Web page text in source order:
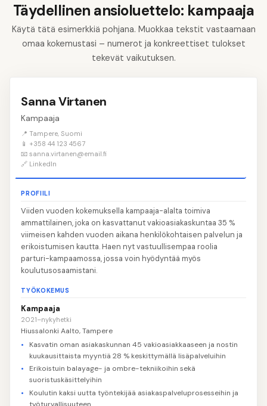
Täydellinen ansioluettelo: kampaaja
Käytä tätä esimerkkiä pohjana. Muokkaa tekstit vastaamaan
omaa kokemustasi – numerot ja konkreettiset tulokset
tekevät vaikutuksen.
Sanna Virtanen
Kampaaja
📍 Tampere, Suomi
📱 +358 44 123 4567
📧 sanna.virtanen@email.fi
🔗 LinkedIn
PROFIILI
Viiden vuoden kokemuksella kampaaja-alalta toimiva
ammattilainen, joka on kasvattanut vakioasiakaskuntaa 35 %
viimeisen kahden vuoden aikana henkilökohtaisen palvelun ja
erikoistumisen kautta. Haen nyt vastuullisempaa roolia
parturi-kampaamossa, jossa voin hyödyntää myös
koulutusosaamistani.
TYÖKOKEMUS
Kampaaja
2021–nykyhetki
Hiussalonki Aalto, Tampere
Kasvatin oman asiakaskunnan 45 vakioasiakkaaseen ja nostin
kuukausittaista myyntiä 28 % keskittymällä lisäpalveluihin
Erikoistuin balayage- ja ombre-tekniikoihin sekä
suoristuskäsittelyihin
Koulutin kaksi uutta työntekijää asiakaspalveluprosesseihin ja
työturvallisuuteen